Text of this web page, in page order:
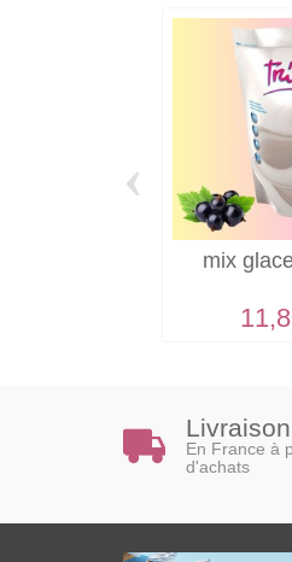
mix
‹
En France à
d'achats